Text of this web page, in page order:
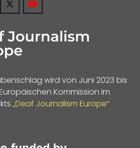
wird von Juni 2023 bis
Kommission im
„Deaf Journalism Europe“